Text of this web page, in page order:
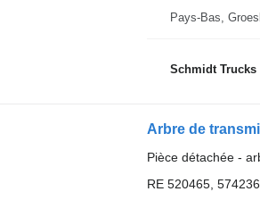
Pays-Bas,
Schmidt Trucks
Arbre de
Pièce détachée -
RE 520465,